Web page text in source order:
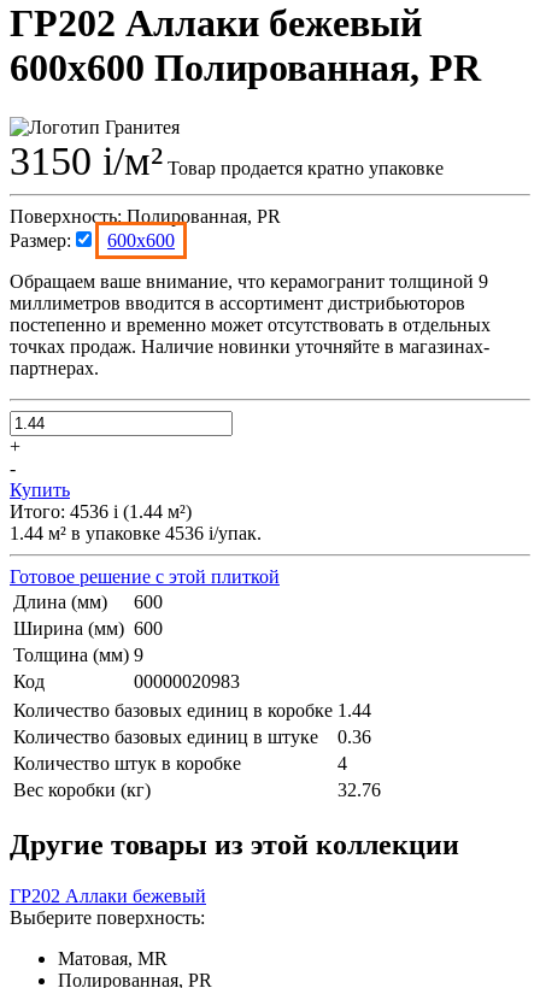
ГР202 Аллаки бежевый
600x600 Полированная, PR
3150 i/м² Товар продается кратно упаковке
Поверхность: Полированная, PR
Размер:
600x600
Обращаем ваше внимание, что керамогранит толщиной 9
миллиметров вводится в ассортимент дистрибьюторов
постепенно и временно может отсутствовать в отдельных
точках продаж. Наличие новинки уточняйте в магазинах-
партнерах.
+
-
Купить
Итого: 4536 i (1.44 м²)
1.44 м² в упаковке 4536 i/упак.
Готовое решение с этой плиткой
Длина (мм)
600
Ширина (мм) 600
Толщина (мм) 9
Код
00000020983
Количество базовых единиц в коробке 1.44
Количество базовых единиц в штуке
0.36
Количество штук в коробке
4
Вес коробки (кг)
32.76
Другие товары из этой коллекции
ГР202 Аллаки бежевый
Выберите поверхность:
Матовая, MR
Полированная, PR